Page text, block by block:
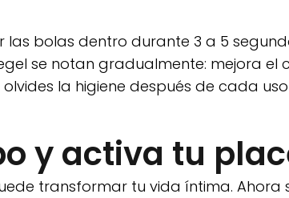
bolas dentro durante 3 a 5
se notan gradualmente: mejora el
la higiene después de cada
y activa tu
transformar tu vida íntima. Ahora